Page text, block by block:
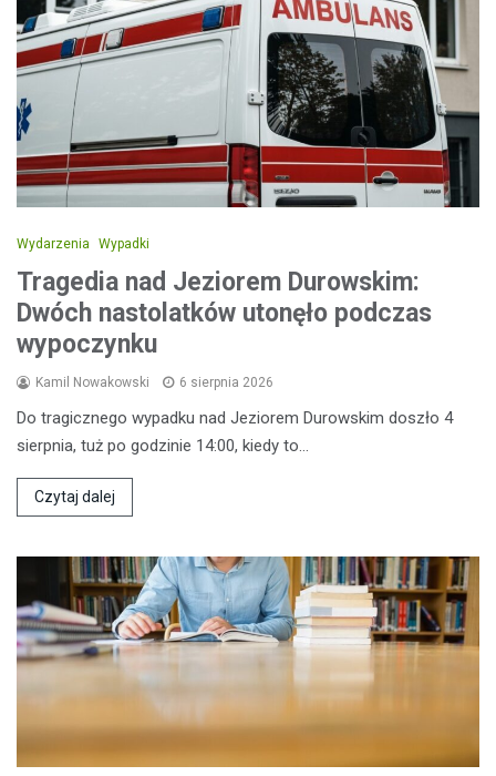
Wydarzenia Wypadki
Tragedia nad Jeziorem Durowskim:
Dwóch nastolatków utonęło podczas
wypoczynku
Kamil Nowakowski 6 sierpnia 2026
Do tragicznego wypadku nad Jeziorem Durowskim doszło 4
sierpnia, tuż po godzinie 14:00, kiedy to…
Czytaj dalej